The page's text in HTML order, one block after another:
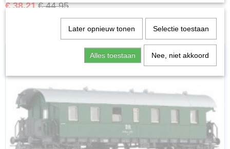
€ 38,21 € 44,95
Later opnieuw tonen Selectie toestaan
Alles toestaan Nee, niet akkoord